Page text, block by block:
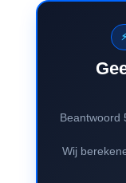
Beantwoord
Wij